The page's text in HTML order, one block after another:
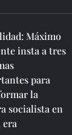
Máximo
insta a tres
para
la
socialista en
era